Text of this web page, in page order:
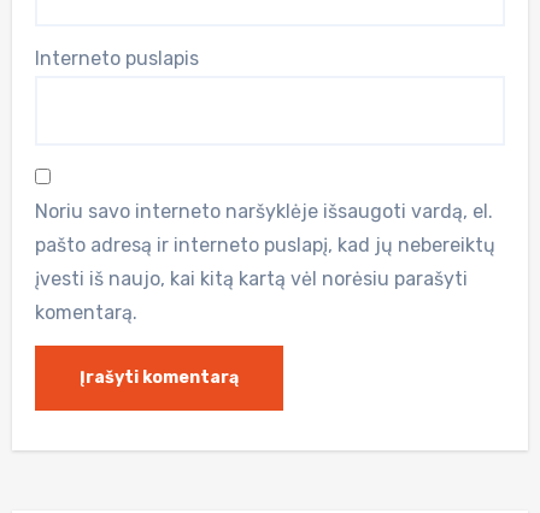
Interneto puslapis
Noriu savo interneto naršyklėje išsaugoti vardą, el.
pašto adresą ir interneto puslapį, kad jų nebereiktų
įvesti iš naujo, kai kitą kartą vėl norėsiu parašyti
komentarą.